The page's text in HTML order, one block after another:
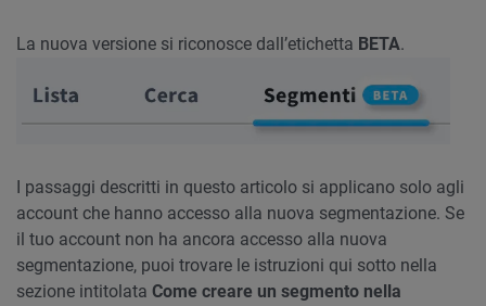
La nuova versione si riconosce dall’etichetta BETA.
I passaggi descritti in questo articolo si applicano solo agli
account che hanno accesso alla nuova segmentazione. Se
il tuo account non ha ancora accesso alla nuova
segmentazione, puoi trovare le istruzioni qui sotto nella
sezione intitolata Come creare un segmento nella